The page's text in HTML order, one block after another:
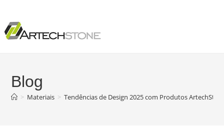
Blog
> Materiais > Tendências de Design 2025 com Produtos